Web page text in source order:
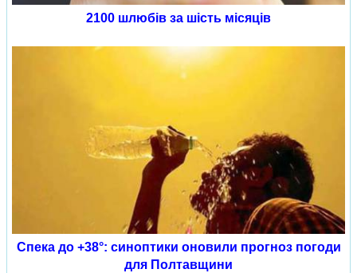
2100 шлюбів за шість місяців
Спека до +38°: синоптики оновили прогноз погоди
для Полтавщини